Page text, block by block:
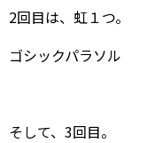
2回目は、虹１つ。
ゴシックパラソル
そして、3回目。